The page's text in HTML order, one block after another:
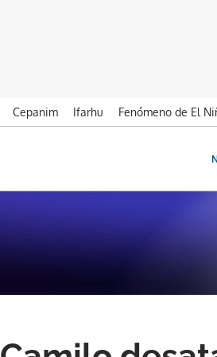
Cepanim Ifarhu Fenómeno de El